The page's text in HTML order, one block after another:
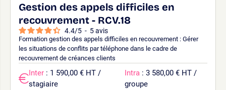
Gestion des appels difficiles en
recouvrement - RCV.18
4.4/5 - 5avis
Formation gestion des appels difficiles en recouvrement : Gérer
les situations de conflits par téléphone dans le cadre de
recouvrement de créances clients
Inter : 1 590,00 € HT /
stagiaire
Intra : 3 580,00 € HT /
groupe